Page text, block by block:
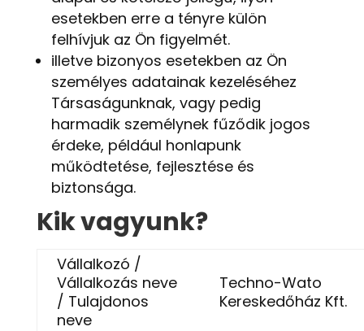
esetekben erre a tényre külön
felhívjuk az Ön figyelmét.
illetve bizonyos esetekben az Ön
személyes adatainak kezeléséhez
Társaságunknak, vagy pedig
harmadik személynek fűződik jogos
érdeke, például honlapunk
működtetése, fejlesztése és
biztonsága.
Kik vagyunk?
Vállalkozó /
Vállalkozás neve
/ Tulajdonos
neve
Techno-Wato
Kereskedőház Kft.